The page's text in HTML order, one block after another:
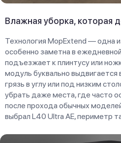
Влажная уборка, которая
Технология MopExtend — одна
особенно заметна в
подъезжает к плинтусу или
модуль буквально
грязь в углу или под низким
убрать даже места, где часто
после прохода обычных
выбрал L40 Ultra AE, периметр